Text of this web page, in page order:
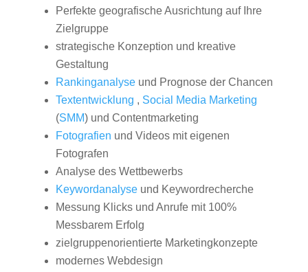
Perfekte geografische Ausrichtung auf Ihre
Zielgruppe
strategische Konzeption und kreative
Gestaltung
Rankinganalyseund Prognose der Chancen
Textentwicklung , Social Media Marketing
(SMM) und Contentmarketing
Fotografien und Videos mit eigenen
Fotografen
Analyse des Wettbewerbs
Keywordanalyseund Keywordrecherche
Messung Klicks und Anrufe mit 100%
Messbarem Erfolg
zielgruppenorientierte Marketingkonzepte
modernes Webdesign